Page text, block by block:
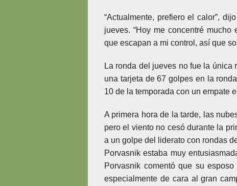
“Actualmente, prefiero el calor”,
jueves. “Hoy me concentré
que escapan a mi control, así que
La ronda del jueves no fue la
una tarjeta de 67 golpes en la
10 de la temporada con un empate
A primera hora de la tarde, las
pero el viento no cesó durante la
a un golpe del liderato con rondas
Porvasnik estaba muy
Porvasnik comentó que su
especialmente de cara al gran